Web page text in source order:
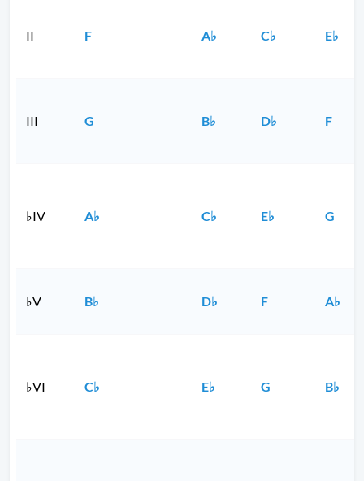
II F A♭ C♭ E♭
III G B♭ D♭ F
♭IV A♭ C♭ E♭ G
♭V B♭ D♭ F A♭
♭VI C♭ E♭ G B♭